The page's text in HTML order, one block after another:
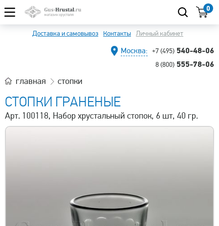
0
Доставка и самовывоз Контакты Личный кабинет
Москва: +7 (495) 540-48-06
8 (800) 555-78-06
главная стопки
СТОПКИ ГРАНЕНЫЕ
Арт. 100118, Набор хрустальный стопок, 6 шт, 40 гр.